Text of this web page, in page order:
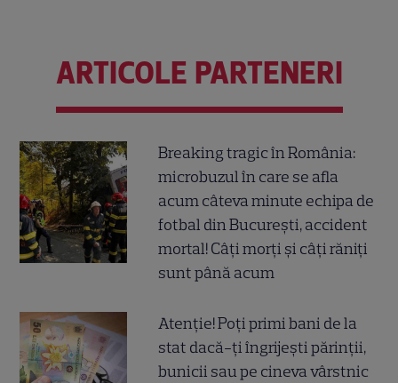
ARTICOLE PARTENERI
Breaking tragic în România:
microbuzul în care se afla
acum câteva minute echipa de
fotbal din București, accident
mortal! Câți morți și câți răniți
sunt până acum
Atenție! Poți primi bani de la
stat dacă-ți îngrijești părinții,
bunicii sau pe cineva vârstnic